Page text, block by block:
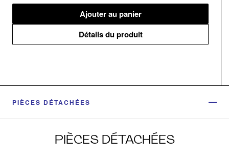
Ajouter au panier
Détails du produit
PIÈCES DÉTACHÉES
PIÈCES DÉTACHÉES